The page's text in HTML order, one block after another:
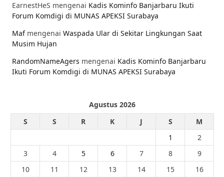
EarnestHeS mengenai Kadis Kominfo Banjarbaru Ikuti
Forum Komdigi di MUNAS APEKSI Surabaya
Mafmengenai Waspada Ular di Sekitar Lingkungan Saat
Musim Hujan
RandomNameAgers mengenai Kadis Kominfo Banjarbaru
Ikuti Forum Komdigi di MUNAS APEKSI Surabaya
Agustus 2026
S
S R K J S
M
1
2
3
4 5 6 7 8
9
10
11 12 13 14 15
16